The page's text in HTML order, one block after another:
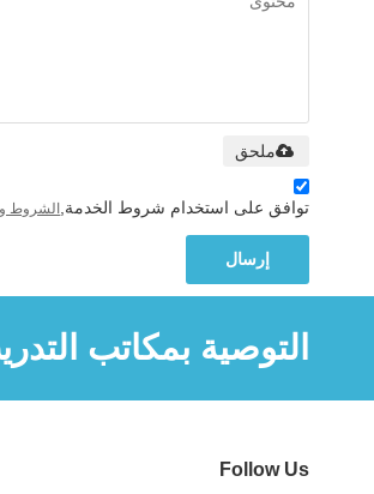
ملحق
توافق على استخدام شروط الخدمة, الشروط
إرسال
التوصية بمكاتب
Follow Us